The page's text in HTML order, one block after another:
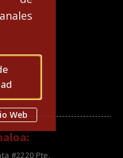
Web
#2220 Pte.